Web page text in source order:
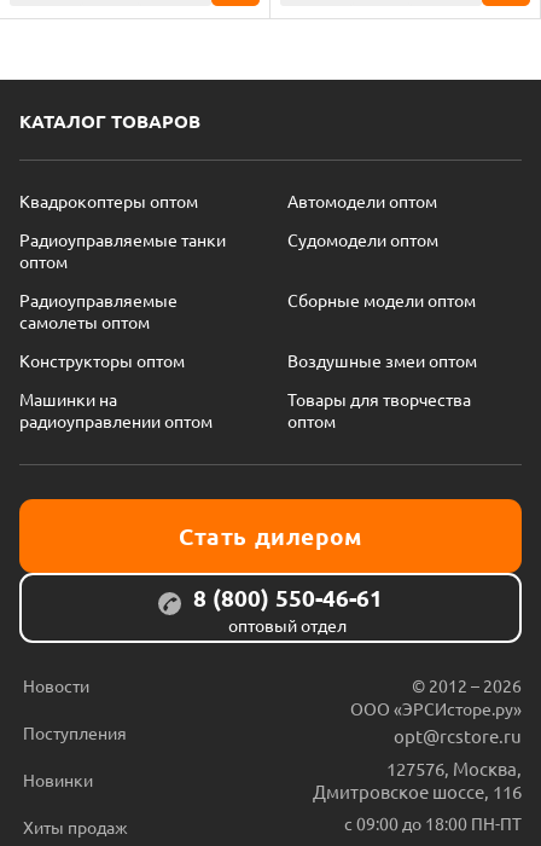
КАТАЛОГ ТОВАРОВ
Квадрокоптеры оптом
Автомодели оптом
Радиоуправляемые танки
оптом
Судомодели оптом
Радиоуправляемые
самолеты оптом
Сборные модели оптом
Конструкторы оптом
Воздушные змеи оптом
Машинки на
радиоуправлении оптом
Товары для творчества
оптом
Стать дилером
8 (800) 550-46-61
оптовый отдел
Новости
Поступления
Новинки
Хиты продаж
© 2012 – 2026
ООО «ЭРСИсторе.ру»
opt@rcstore.ru
127576 Москва
Дмитровское шоссе, 116
с 09:00 до 18:00 ПН-ПТ